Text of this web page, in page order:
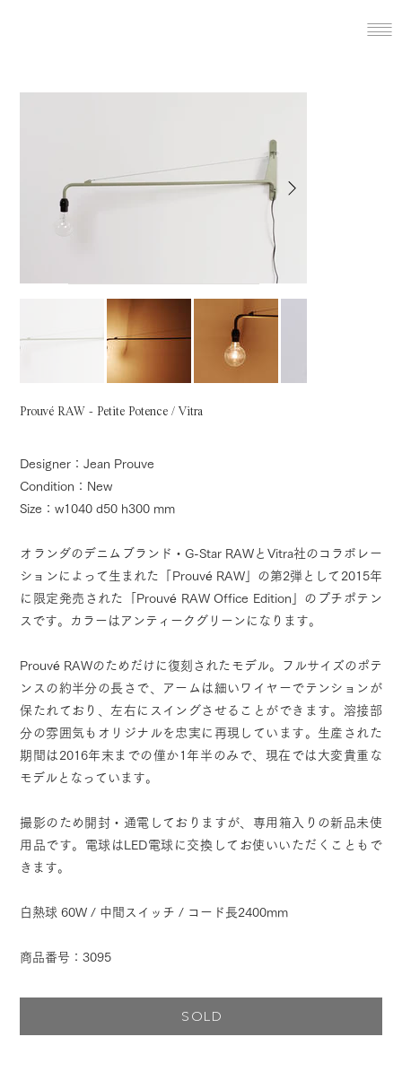
Prouvé RAW - Petite Potence / Vitra
Designer：Jean Prouve
Condition：New
Size：w1040 d50 h300 mm
オランダのデニムブランド・G-Star RAWとVitra社のコラボレー
ションによって生まれた「Prouvé RAW」の第2弾として2015年
に限定発売された「Prouvé RAW Office Edition」のプチポテン
スです。カラーはアンティークグリーンになります。
Prouvé RAWのためだけに復刻されたモデル。フルサイズのポテ
ンスの約半分の長さで、アームは細いワイヤーでテンションが
保たれており、左右にスイングさせることができます。溶接部
分の雰囲気もオリジナルを忠実に再現しています。生産された
期間は2016年末までの僅か1年半のみで、現在では大変貴重な
モデルとなっています。
撮影のため開封・通電しておりますが、専用箱入りの新品未使
用品です。電球はLED電球に交換してお使いいただくこともで
きます。
白熱球 60W / 中間スイッチ / コード長2400mm
商品番号：3095
SOLD